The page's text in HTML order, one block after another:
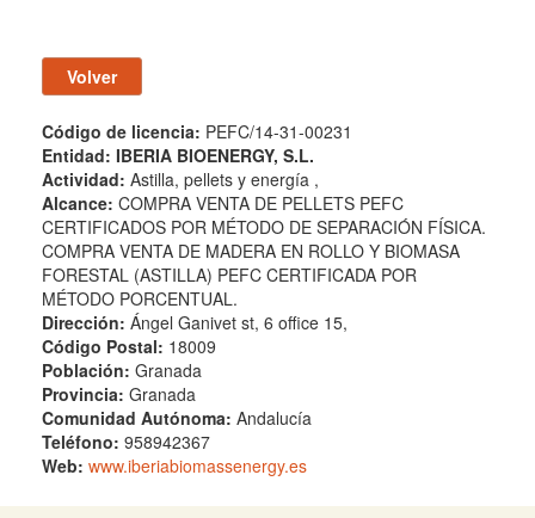
Código de licencia: PEFC/14-31-00231
Entidad: IBERIA BIOENERGY, S.L.
Actividad: Astilla, pellets y energía ,
Alcance: COMPRA VENTA DE PELLETS PEFC
CERTIFICADOS POR MÉTODO DE SEPARACIÓN FÍSICA.
COMPRA VENTA DE MADERA EN ROLLO Y BIOMASA
FORESTAL (ASTILLA) PEFC CERTIFICADA POR
MÉTODO PORCENTUAL.
Dirección: Ángel Ganivet st, 6 office 15,
Código Postal: 18009
Población: Granada
Provincia: Granada
Comunidad Autónoma: Andalucía
Teléfono: 958942367
Web: www.iberiabiomassenergy.es